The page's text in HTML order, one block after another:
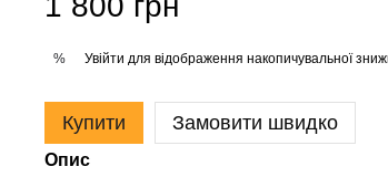
% Увійти для відображення накопичувальної
Купити Замовити швидко
Опис